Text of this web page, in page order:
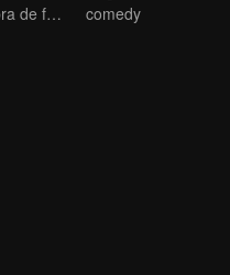
Uma nova obra de fantasia baseada no universo de "Jornada ao Oeste" está chegando.
comedy